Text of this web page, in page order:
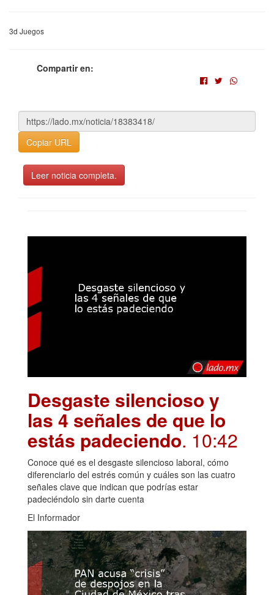
3d Juegos
Compartir en:
Copiar URL
Leer noticia completa.
Desgaste silencioso y
las 4 señales de que lo
estás padeciendo. 10:42
Conoce qué es el desgaste silencioso laboral, cómo
diferenciarlo del estrés común y cuáles son las cuatro
señales clave que indican que podrías estar
padeciéndolo sin darte cuenta
El Informador